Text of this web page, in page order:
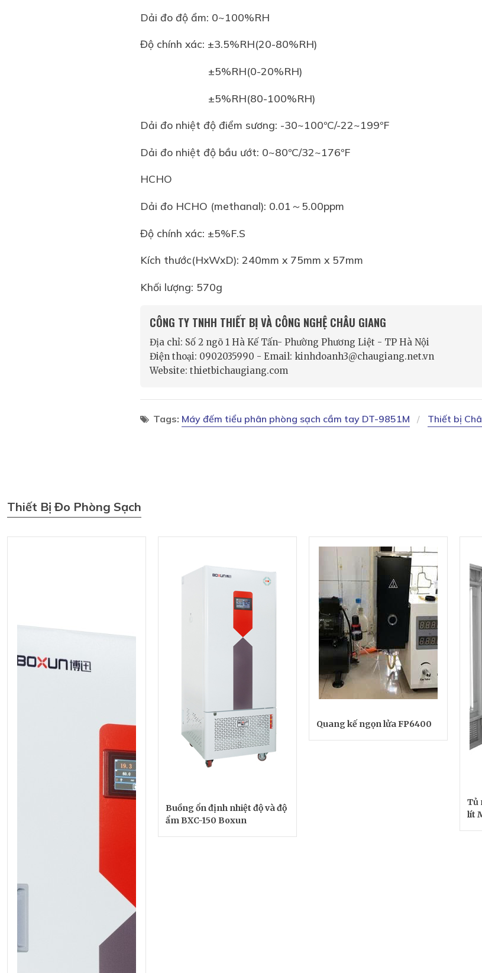
Dải đo độ ẩm: 0~100%RH
Độ chính xác: ±3.5%RH(20-80%RH)
±5%RH(0-20%RH)
±5%RH(80-100%RH)
Dải đo nhiệt độ điểm sương: -30~100ºC/-22~199ºF
Dải đo nhiệt độ bầu ướt: 0~80ºC/32~176ºF
HCHO
Dải đo HCHO (methanal): 0.01～5.00ppm
Độ chính xác: ±5%F.S
Kích thước(HxWxD): 240mm x 75mm x 57mm
Khối lượng: 570g
CÔNG TY TNHH THIẾT BỊ VÀ CÔNG NGHỆ CHÂU GIANG
Địa chỉ: Số 2 ngõ 1 Hà Kế Tấn- Phường Phương Liệt - TP Hà Nội
Điện thoại: 0902035990 - Email: kinhdoanh3@chaugiang.net.vn
Website: thietbichaugiang.com
Tags: Máy đếm tiểu phân phòng sạch cầm tay DT-9851M Thiết bị
Thiết Bị Đo Phòng Sạch
Buồng ổn định nhiệt độ và độ
ẩm BXC-150 Boxun
Quang kế ngọn lửa FP6400
Tủ
lít